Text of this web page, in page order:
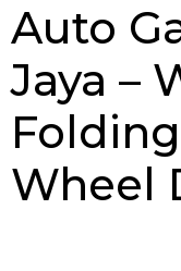
Auto
Jaya –
Wheel